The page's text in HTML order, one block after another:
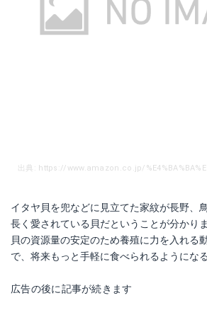
イタヤ貝を兜などに見立てた家紋が長野、
長く愛されている貝だということが分かり
貝の資源量の安定のため養殖に力を入れる
で、将来もっと手軽に食べられるようにな
広告の後に記事が続きます